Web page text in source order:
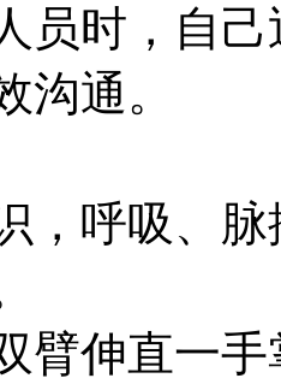
员时，自
沟通。
，呼吸、
臂伸直一